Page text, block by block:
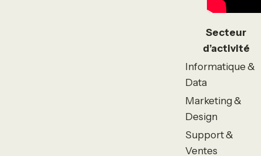
Secteur
d’activité
Informatique &
Data
Marketing &
Design
Support &
Ventes